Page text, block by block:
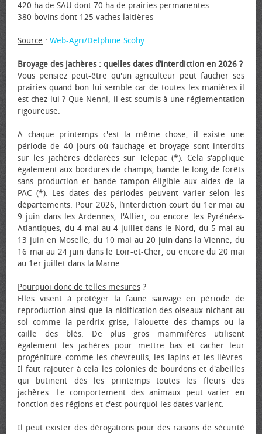
420 ha de SAU dont 70 ha de prairies permanentes
380 bovins dont 125 vaches laitières
Source : Web-Agri/Delphine Scohy
Broyage des jachères : quelles dates d’interdiction en 2026 ?
Vous pensiez peut-être qu'un agriculteur peut faucher ses
prairies quand bon lui semble car de toutes les manières il
est chez lui ? Que Nenni, il est soumis à une réglementation
rigoureuse.
A chaque printemps c'est la même chose, il existe une
période de 40 jours où fauchage et broyage sont interdits
sur les jachères déclarées sur Telepac (*). Cela s'applique
également aux bordures de champs, bande le long de forêts
sans production et bande tampon éligible aux aides de la
PAC (*). Les dates des périodes peuvent varier selon les
départements. Pour 2026, l’interdiction court du 1er mai au
9 juin dans les Ardennes, l'Allier, ou encore les Pyrénées-
Atlantiques, du 4 mai au 4 juillet dans le Nord, du 5 mai au
13 juin en Moselle, du 10 mai au 20 juin dans la Vienne, du
16 mai au 24 juin dans le Loir-et-Cher, ou encore du 20 mai
au 1er juillet dans la Marne.
Pourquoi donc de telles mesures ?
Elles visent à protéger la faune sauvage en période de
reproduction ainsi que la nidification des oiseaux nichant au
sol comme la perdrix grise, l'alouette des champs ou la
caille des blés. De plus gros mammifères utilisent
également les jachères pour mettre bas et cacher leur
progéniture comme les chevreuils, les lapins et les lièvres.
Il faut rajouter à cela les colonies de bourdons et d'abeilles
qui butinent dès les printemps toutes les fleurs des
jachères. Le comportement des animaux peut varier en
fonction des régions et c'est pourquoi les dates varient.
Il peut exister des dérogations pour des raisons de sécurité